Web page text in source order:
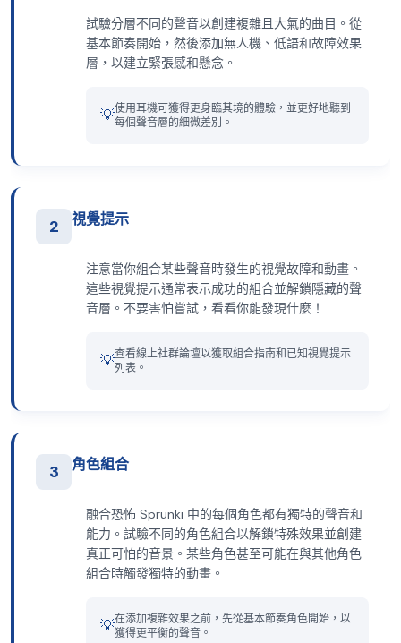
試驗分層不同的聲音以創建複雜且大氣的曲目。從
基本節奏開始，然後添加無人機、低語和故障效果
層，以建立緊張感和懸念。
💡使用耳機可獲得更身臨其境的體驗，並更好地聽到
每個聲音層的細微差別。
2 視覺提示
注意當你組合某些聲音時發生的視覺故障和動畫。
這些視覺提示通常表示成功的組合並解鎖隱藏的聲
音層。不要害怕嘗試，看看你能發現什麼！
💡查看線上社群論壇以獲取組合指南和已知視覺提示
列表。
3 角色組合
融合恐怖 Sprunki 中的每個角色都有獨特的聲音和
能力。試驗不同的角色組合以解鎖特殊效果並創建
真正可怕的音景。某些角色甚至可能在與其他角色
組合時觸發獨特的動畫。
💡在添加複雜效果之前，先從基本節奏角色開始，以
獲得更平衡的聲音。